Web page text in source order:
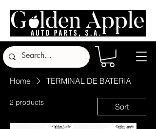
Home TERMINAL DE BATERIA
2 products Sort